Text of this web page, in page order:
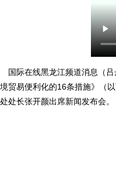
际在线黑龙江频道消息（吕
贸易便利化的16条措施》（
处长张开颜出席新闻发布会。